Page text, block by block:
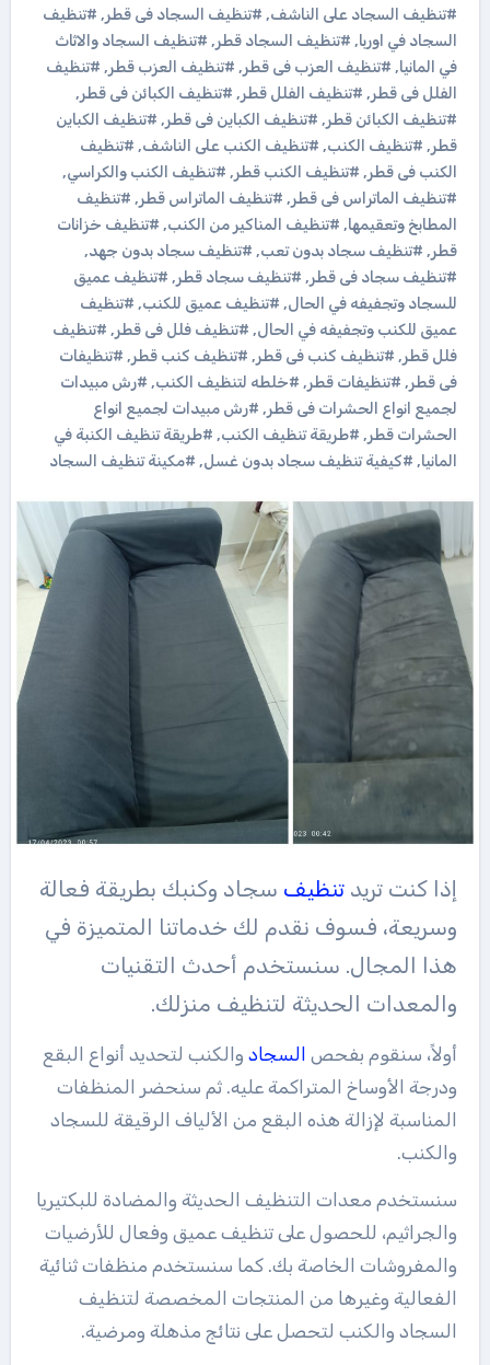
#تنظيف السجاد على الناشف, #تنظيف السجاد فى قطر, #تنظيف
السجاد في اوربا, #تنظيف السجاد قطر, #تنظيف السجاد والاثاث
في المانيا, #تنظيف العزب فى قطر, #تنظيف العزب قطر, #تنظيف
الفلل فى قطر, #تنظيف الفلل قطر, #تنظيف الكبائن فى قطر,
#تنظيف الكبائن قطر, #تنظيف الكباين فى قطر, #تنظيف الكباين
قطر, #تنظيف الكنب, #تنظيف الكنب على الناشف, #تنظيف
الكنب فى قطر, #تنظيف الكنب قطر, #تنظيف الكنب والكراسي,
#تنظيف الماتراس فى قطر, #تنظيف الماتراس قطر, #تنظيف
المطابخ وتعقيمها, #تنظيف المناكير من الكنب, #تنظيف خزانات
قطر, #تنظيف سجاد بدون تعب, #تنظيف سجاد بدون جهد,
#تنظيف سجاد فى قطر, #تنظيف سجاد قطر, #تنظيف عميق
للسجاد وتجفيفه في الحال, #تنظيف عميق للكنب, #تنظيف
عميق للكنب وتجفيفه في الحال, #تنظيف فلل فى قطر, #تنظيف
فلل قطر, #تنظيف كنب فى قطر, #تنظيف كنب قطر, #تنظيفات
فى قطر, #تنظيفات قطر, #خلطه لتنظيف الكنب, #رش مبيدات
لجميع انواع الحشرات فى قطر, #رش مبيدات لجميع انواع
الحشرات قطر, #طريقة تنظيف الكنب, #طريقة تنظيف الكنبة في
المانيا, #كيفية تنظيف سجاد بدون غسل, #مكينة تنظيف السجاد
إذا كنت تريد تنظيف سجاد وكنبك بطريقة فعالة
وسريعة، فسوف نقدم لك خدماتنا المتميزة في
هذا المجال. سنستخدم أحدث التقنيات
والمعدات الحديثة لتنظيف منزلك.
أولاً، سنقوم بفحص السجادوالكنب لتحديد أنواع البقع
ودرجة الأوساخ المتراكمة عليه. ثم سنحضر المنظفات
المناسبة لإزالة هذه البقع من الألياف الرقيقة للسجاد
والكنب.
سنستخدم معدات التنظيف الحديثة والمضادة للبكتيريا
والجراثيم، للحصول على تنظيف عميق وفعال للأرضيات
والمفروشات الخاصة بك. كما سنستخدم منظفات ثنائية
الفعالية وغيرها من المنتجات المخصصة لتنظيف
السجاد والكنب لتحصل على نتائج مذهلة ومرضية.